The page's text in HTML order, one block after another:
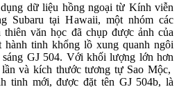
dữ liệu hồng ngoại từ Kính viễn
Subaru tại Hawaii, một nhóm các
thiên văn học đã chụp được ảnh của
hành tinh khổng lồ xung quanh ngôi
sáng GJ 504. Với khối lượng lớn hơn
và kích thước tương tự Sao Mộc,
tinh mới, được đặt tên GJ 504b, là